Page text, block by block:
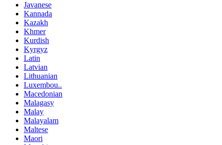
Javanese
Kannada
Kazakh
Khmer
Kurdish
Kyrgyz
Latin
Latvian
Lithuanian
Luxembou..
Macedonian
Malagasy
Malay
Malayalam
Maltese
Maori